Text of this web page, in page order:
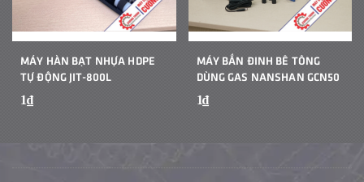
MÁY HÀN BẠT NHỰA HDPE
TỰ ĐỘNG JIT-800L
1₫
MÁY BẮN ĐINH BÊ TÔNG
DÙNG GAS NANSHAN GCN50
1₫